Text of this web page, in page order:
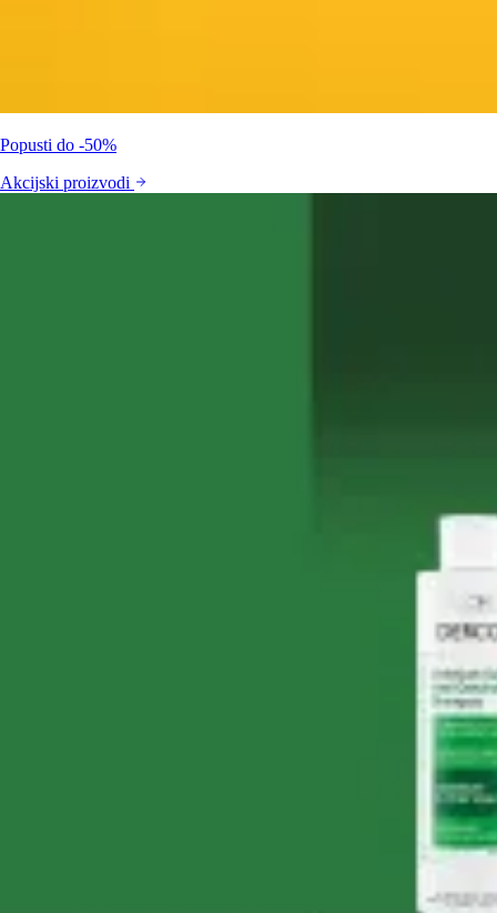
Popusti do -50%
Akcijski proizvodi